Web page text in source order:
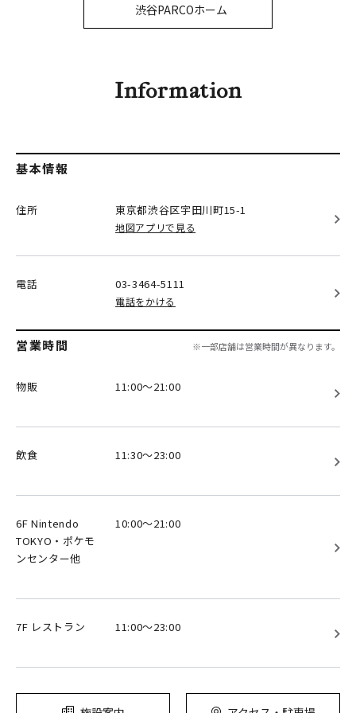
渋谷PARCOホーム
Information
基本情報
住所 東京都渋谷区宇田川町15-1
地図アプリで見る
電話 03-3464-5111
電話をかける
営業時間 ※一部店舗は営業時間が異なります。
物販 11:00～21:00
飲食 11:30～23:00
6F Nintendo
TOKYO・ポケモ
ンセンター他
10:00～21:00
7F レストラン 11:00～23:00